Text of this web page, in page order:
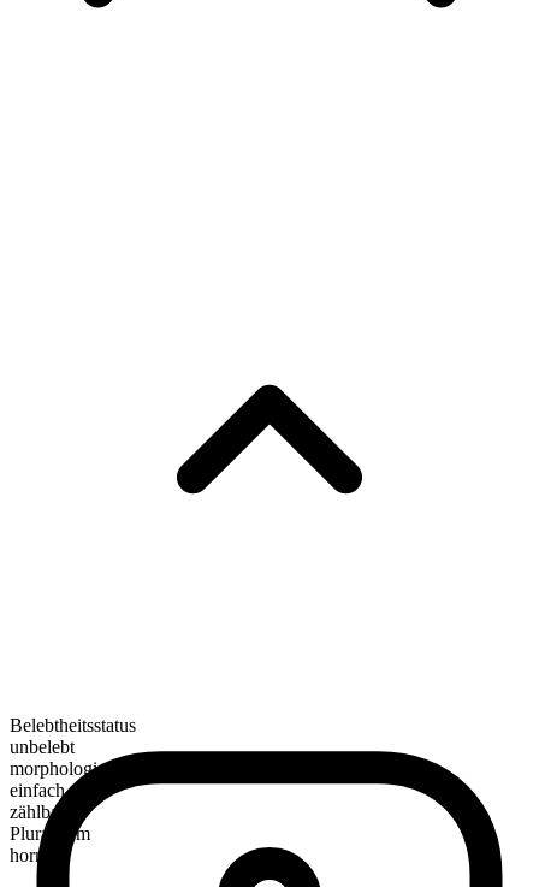
Belebtheitsstatus
unbelebt
morphologische Zusammensetzung
einfach
zählbar
Pluralform
horns